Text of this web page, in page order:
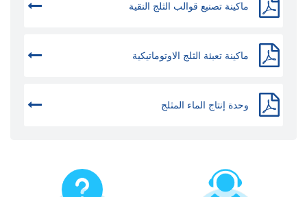
ماكينة تصنيع قوالب الثلج النقية
ماكينة تعبئة الثلج الاوتوماتيكية
وحدة إنتاج الماء المثلج